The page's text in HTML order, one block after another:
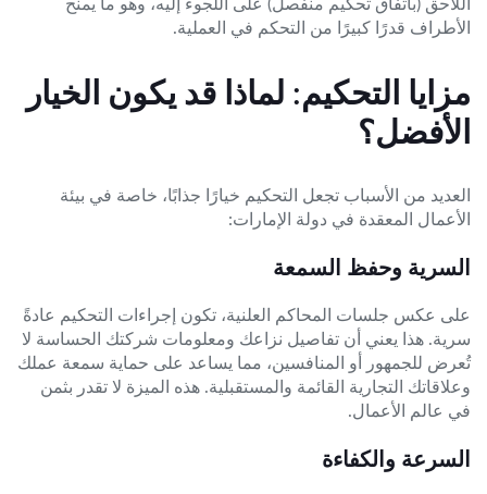
الأطراف قدرًا كبيرًا من التحكم في العملية.
مزايا التحكيم: لماذا قد يكون الخيار
الأفضل؟
العديد من الأسباب تجعل التحكيم خيارًا جذابًا، خاصة في بيئة
الأعمال المعقدة في دولة الإمارات:
السرية وحفظ السمعة
على عكس جلسات المحاكم العلنية، تكون إجراءات التحكيم عادةً
سرية. هذا يعني أن تفاصيل نزاعك ومعلومات شركتك الحساسة لا
تُعرض للجمهور أو المنافسين، مما يساعد على حماية سمعة عملك
وعلاقاتك التجارية القائمة والمستقبلية. هذه الميزة لا تقدر بثمن
في عالم الأعمال.
السرعة والكفاءة